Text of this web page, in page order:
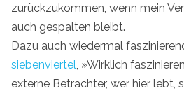
zurückzukommen, wenn mein
auch gespalten bleibt.
Dazu auch wiedermal
siebenviertel , »Wirklich
externe Betrachter, wer hier lebt,